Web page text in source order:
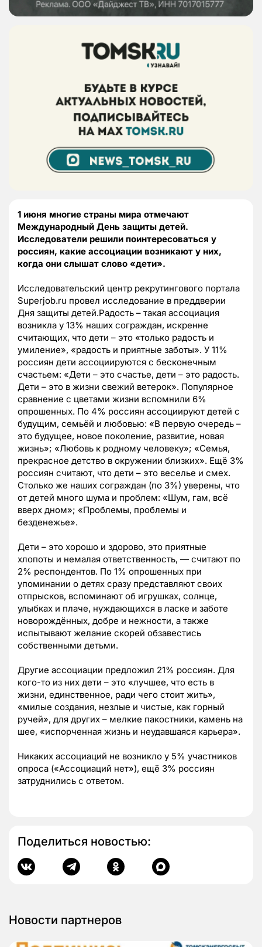
1 июня многие страны мира отмечают
Международный День защиты детей.
Исследователи решили поинтересоваться у
россиян, какие ассоциации возникают у них,
когда они слышат слово «дети».
Исследовательский центр рекрутингового портала
Superjob.ru провел исследование в преддверии
Дня защиты детей.Радость – такая ассоциация
возникла у 13% наших сограждан, искренне
считающих, что дети – это «только радость и
умиление», «радость и приятные заботы». У 11%
россиян дети ассоциируются с бесконечным
счастьем: «Дети – это счастье, дети – это радость.
Дети – это в жизни свежий ветерок». Популярное
сравнение с цветами жизни вспомнили 6%
опрошенных. По 4% россиян ассоциируют детей с
будущим, семьёй и любовью: «В первую очередь –
это будущее, новое поколение, развитие, новая
жизнь»; «Любовь к родному человеку»; «Семья,
прекрасное детство в окружении близких». Ещё 3%
россиян считают, что дети – это веселье и смех.
Столько же наших сограждан (по 3%) уверены, что
от детей много шума и проблем: «Шум, гам, всё
вверх дном»; «Проблемы, проблемы и
безденежье».
Дети – это хорошо и здорово, это приятные
хлопоты и немалая ответственность, — считают по
2% респондентов. По 1% опрошенных при
упоминании о детях сразу представляют своих
отпрысков, вспоминают об игрушках, солнце,
улыбках и плаче, нуждающихся в ласке и заботе
новорождённых, добре и нежности, а также
испытывают желание скорей обзавестись
собственными детьми.
Другие ассоциации предложил 21% россиян. Для
кого-то из них дети – это «лучшее, что есть в
жизни, единственное, ради чего стоит жить»,
«милые создания, незлые и чистые, как горный
ручей», для других – мелкие пакостники, камень на
шее, «испорченная жизнь и неудавшаяся карьера».
Никаких ассоциаций не возникло у 5% участников
опроса («Ассоциаций нет»), ещё 3% россиян
затруднились с ответом.
Поделиться новостью:
Новости партнеров